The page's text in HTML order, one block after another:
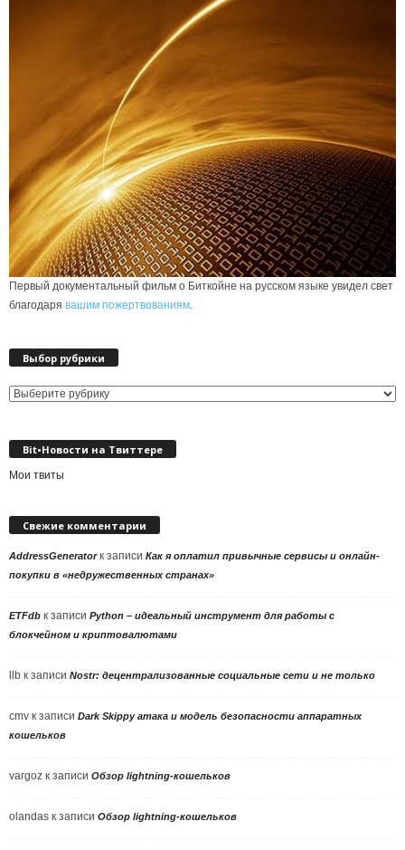
Первый документальный фильм о Биткойне на русском языке увидел свет
благодаря вашим пожертвованиям
Выбор рубрики
Выбор
Bit•Новости на Твиттере
Мои твиты
Свежие комментарии
AddressGeneratorк записи Как я оплатил привычные сервисы и онлайн-
покупки в «недружественных странах»
ETFdb к записи Python – идеальный инструмент для работы с
блокчейном и криптовалютами
llb к записи Nostr: децентрализованные социальные сети и не только
cmv к записи Dark Skippy атака и модель безопасности аппаратных
кошельков
vargoz к записи Обзор lightning-кошельков
olandas к записи Обзор lightning-кошельков